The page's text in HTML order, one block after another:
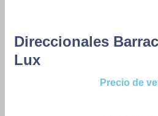
Direccionales
Lux
Precio de